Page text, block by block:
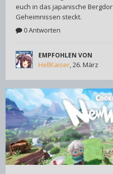
euch in das japanische
Geheimnissen steckt.
0 Antworten
EMPFOHLEN VON
HellKaiser,26. März